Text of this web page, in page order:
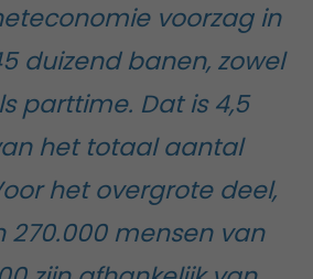
voorzag in
duizend banen, zowel
parttime. Dat is 4,5
het totaal aantal
het overgrote deel,
270.000 mensen van